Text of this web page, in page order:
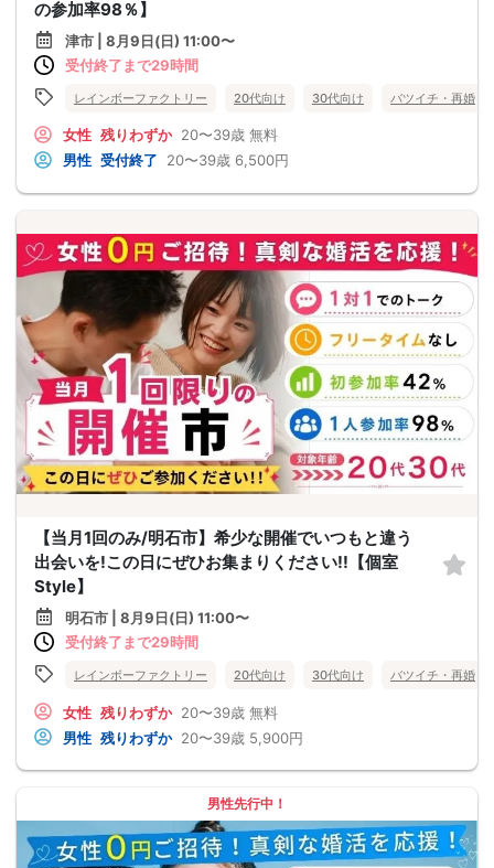
の参加率98％】
津市 | 8月9日(日) 11:00〜
受付終了まで29時間
レインボーファクトリー 20代向け 30代向け バツイチ・再婚
女性 残りわずか 20〜39歳 無料
男性 受付終了 20〜39歳 6,500円
【当月1回のみ/明石市】希少な開催でいつもと違う
出会いを!この日にぜひお集まりください!!【個室
Style】
明石市 | 8月9日(日) 11:00〜
受付終了まで29時間
レインボーファクトリー 20代向け 30代向け バツイチ・再婚
女性 残りわずか 20〜39歳 無料
男性 残りわずか 20〜39歳 5,900円
男性先行中！